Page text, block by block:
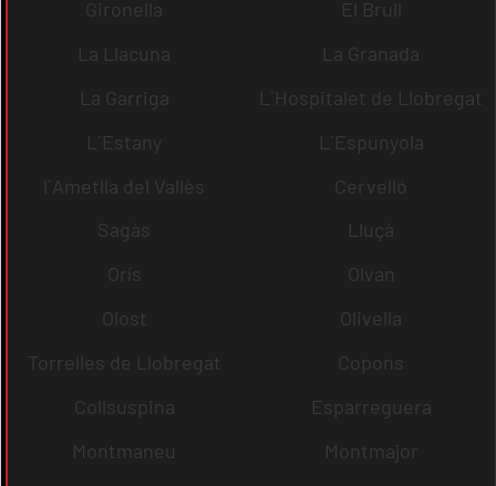
Gironella
El Brull
La Llacuna
La Granada
La Garriga
L´Hospitalet de Llobregat
L´Estany
L´Espunyola
l´Ametlla del Vallès
Cervelló
Sagàs
Lluçà
Orís
Olvan
Olost
Olivella
Torrelles de Llobregat
Copons
Collsuspina
Esparreguera
Montmaneu
Montmajor